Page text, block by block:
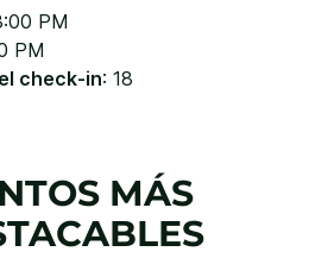
PM
PM
check-in: 18
MÁS